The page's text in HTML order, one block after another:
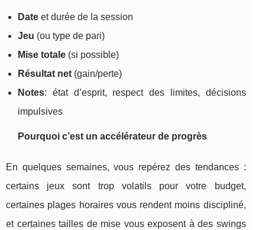
Date et durée de la session
Jeu (ou type de pari)
Mise totale (si possible)
Résultat net (gain/perte)
Notes: état d’esprit, respect des limites, décisions
impulsives
Pourquoi c’est un accélérateur de progrès
En quelques semaines, vous repérez des tendances :
certains jeux sont trop volatils pour votre budget,
certaines plages horaires vous rendent moins discipliné,
et certaines tailles de mise vous exposent à des swings